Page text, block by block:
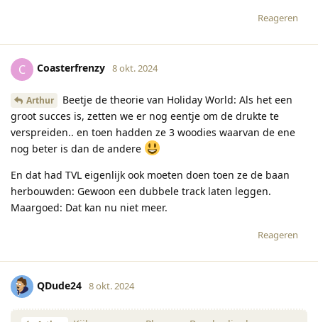
Reageren
C Coasterfrenzy 8 okt. 2024
Arthur
Beetje de theorie van Holiday World: Als het een
groot succes is, zetten we er nog eentje om de drukte te
verspreiden.. en toen hadden ze 3 woodies waarvan de ene
nog beter is dan de andere
En dat had TVL eigenlijk ook moeten doen toen ze de baan
herbouwden: Gewoon een dubbele track laten leggen.
Maargoed: Dat kan nu niet meer.
Reageren
QDude24 8 okt. 2024